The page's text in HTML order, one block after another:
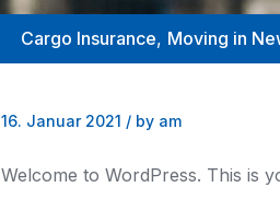
Cargo Insurance, Moving in
16. Januar 2021 / by am
Welcome to WordPress. This is